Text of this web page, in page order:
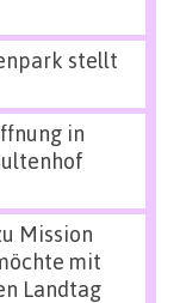
stellt
in
Mission
mit
Landtag